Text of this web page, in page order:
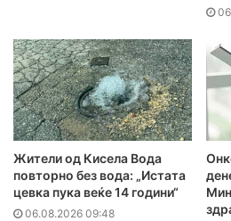
Жители од Кисела Вода
повторно без вода: „Истата
цевка пука веќе 14 години“
06.08.2026 09:48